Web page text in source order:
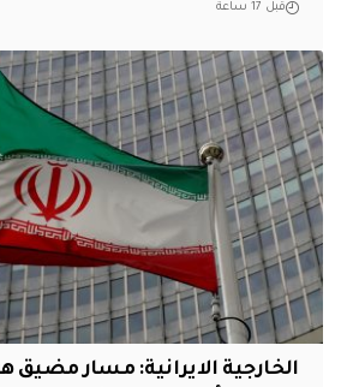
قبل 17 ساعة
الخارجية الايرانية: مسار مضيق